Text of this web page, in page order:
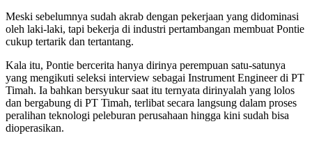
Meski sebelumnya sudah akrab dengan pekerjaan yang didominasi
oleh laki-laki, tapi bekerja di industri pertambangan membuat Pontie
cukup tertarik dan tertantang.
Kala itu, Pontie bercerita hanya dirinya perempuan satu-satunya
yang mengikuti seleksi interview sebagai Instrument Engineer di PT
Timah. Ia bahkan bersyukur saat itu ternyata dirinyalah yang lolos
dan bergabung di PT Timah, terlibat secara langsung dalam proses
peralihan teknologi peleburan perusahaan hingga kini sudah bisa
dioperasikan.